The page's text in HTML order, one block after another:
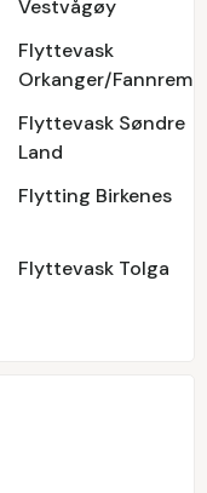
Vestvågøy
Flyttevask
Orkanger/Fannrem
Flyttevask Søndre
Land
Flytting Birkenes
Flyttevask Tolga